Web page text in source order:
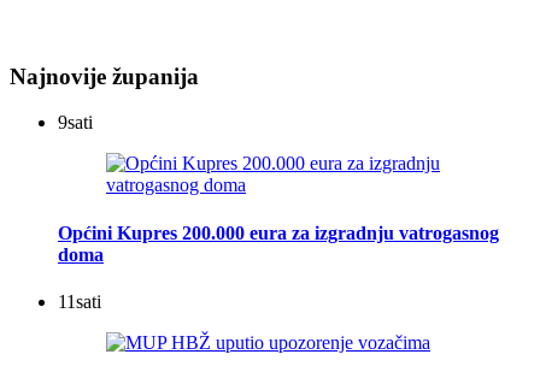
Najnovije županija
9sati
Općini Kupres 200.000 eura za izgradnju vatrogasnog
doma
11sati